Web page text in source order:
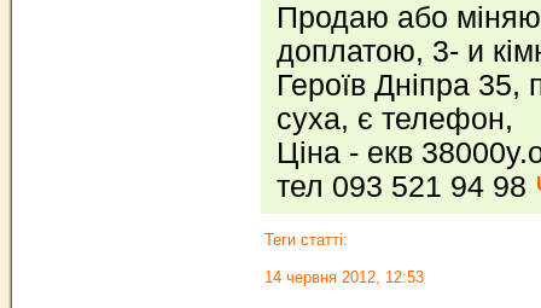
Продаю або
доплатою, 3- и
Героїв Дніпра 35,
суха, є телефон,
Ціна - екв
тел 093 521 94 98
Теги статті:
14 червня 2012, 12:53